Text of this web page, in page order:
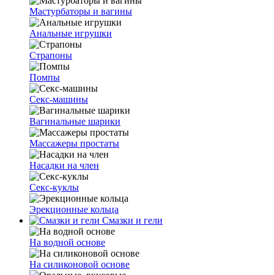
Мастурбаторы и вагины
Анальные игрушки
Страпоны
Помпы
Секс-машины
Вагинальные шарики
Массажеры простаты
Насадки на член
Секс-куклы
Эрекционные кольца
Смазки и гели
На водной основе
На силиконовой основе